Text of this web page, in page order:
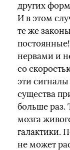
других
И в этом
те же
нервами и
со
эти
существа
больше раз.
мозга
галактики.
не может